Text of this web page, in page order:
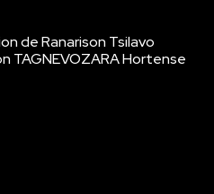
de Ranarison Tsilavo
TAGNEVOZARA Hortense